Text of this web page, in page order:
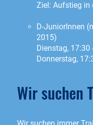
Ziel: Aufstieg in
D-JuniorInnen
2015)
Dienstag, 17:30
Donnerstag,
Wir suchen